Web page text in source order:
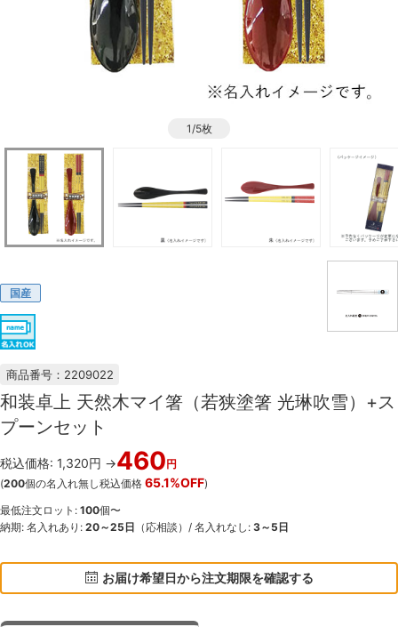
1/5枚
国産
商品番号：2209022
和装卓上 天然木マイ箸（若狭塗箸 光琳吹雪）+ス
プーンセット
税込価格: 1,320円 →460円
(200個の名入れ無し税込価格 65.1%OFF)
最低注文ロット: 100個〜
納期: 名入れあり: 20～25日 （応相談）/ 名入れなし: 3～5日
お届け希望日から注文期限を確認する